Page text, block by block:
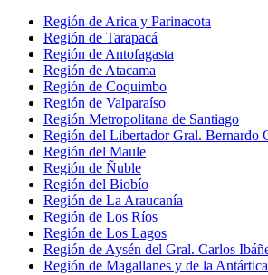
Región de Arica y Parinacota
Región de Tarapacá
Región de Antofagasta
Región de Atacama
Región de Coquimbo
Región de Valparaíso
Región Metropolitana de Santiago
Región del Libertador Gral. Bernardo
Región del Maule
Región de Ñuble
Región del Biobío
Región de La Araucanía
Región de Los Ríos
Región de Los Lagos
Región de Aysén del Gral. Carlos
Región de Magallanes y de la